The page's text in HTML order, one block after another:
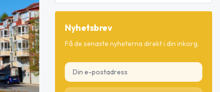
Nyhetsbrev
Få de senaste nyheterna direkt i din inkorg.